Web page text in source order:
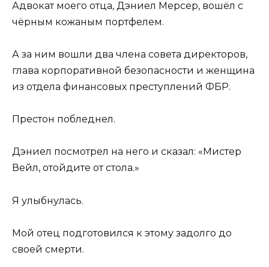
Адвокат моего отца, Дэниел Мерсер, вошёл с
чёрным кожаным портфелем.
А за ним вошли два члена совета директоров,
глава корпоративной безопасности и женщина
из отдела финансовых преступлений ФБР.
Престон побледнел.
Дэниел посмотрел на него и сказал: «Мистер
Вейл, отойдите от стола.»
Я улыбнулась.
Мой отец подготовился к этому задолго до
своей смерти.